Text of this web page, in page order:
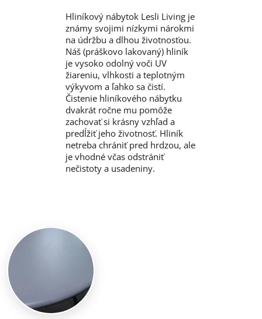
Hliníkový nábytok Lesli Living je
známy svojimi nízkymi nárokmi
na údržbu a dlhou životnosťou.
Náš (práškovo lakovaný) hliník
je vysoko odolný voči UV
žiareniu, vlhkosti a teplotným
výkyvom a ľahko sa čistí.
Čistenie hliníkového nábytku
dvakrát ročne mu pomôže
zachovať si krásny vzhľad a
predĺžiť jeho životnosť. Hliník
netreba chrániť pred hrdzou, ale
je vhodné včas odstrániť
nečistoty a usadeniny.